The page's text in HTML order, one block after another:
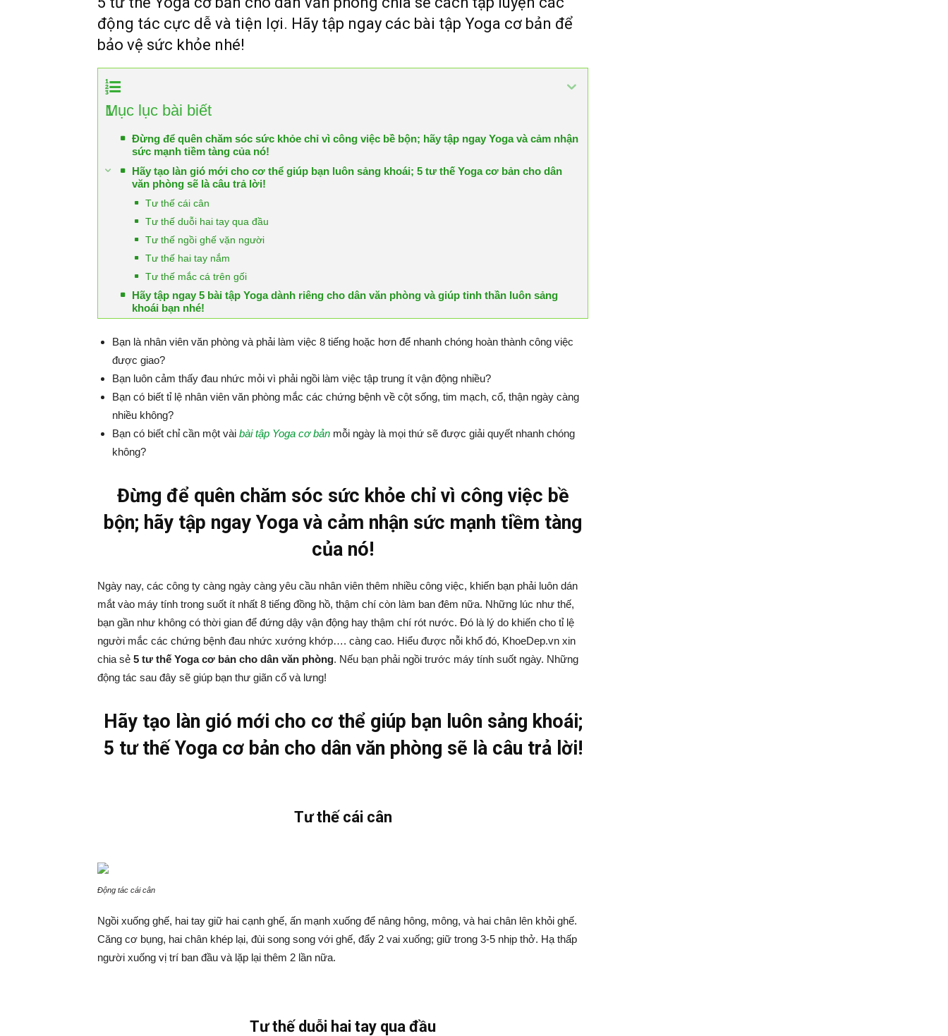
động tác cực dễ và tiện lợi. Hãy tập ngay các bài tập Yoga cơ bản để
bảo vệ sức khỏe nhé!
1
Mục lục bài biết
Đừng để quên chăm sóc sức khỏe chỉ vì công việc bề bộn; hãy tập ngay Yoga và cảm nhận
sức mạnh tiềm tàng của nó!
Hãy tạo làn gió mới cho cơ thể giúp bạn luôn sảng khoái; 5 tư thế Yoga cơ bản cho dân
văn phòng sẽ là câu trả lời!
Tư thế cái cân
Tư thế duỗi hai tay qua đầu
Tư thế ngồi ghế vặn người
Tư thế hai tay nắm
Tư thế mắc cá trên gối
Hãy tập ngay 5 bài tập Yoga dành riêng cho dân văn phòng và giúp tinh thần luôn sảng
khoái bạn nhé!
Bạn là nhân viên văn phòng và phải làm việc 8 tiếng hoặc hơn để nhanh chóng hoàn thành công việc
được giao?
Bạn luôn cảm thấy đau nhức mỏi vì phải ngồi làm việc tập trung ít vận động nhiều?
Bạn có biết tỉ lệ nhân viên văn phòng mắc các chứng bệnh về cột sống, tim mạch, cổ, thận ngày càng
nhiều không?
Bạn có biết chỉ cần một vài bài tập Yoga cơ bản mỗi ngày là mọi thứ sẽ được giải quyết nhanh chóng
không?
Đừng để quên chăm sóc sức khỏe chỉ vì công việc bề
bộn; hãy tập ngay Yoga và cảm nhận sức mạnh tiềm tàng
của nó!
Ngày nay, các công ty càng ngày càng yêu cầu nhân viên thêm nhiều công việc, khiến bạn phải luôn dán
mắt vào máy tính trong suốt ít nhất 8 tiếng đồng hồ, thậm chí còn làm ban đêm nữa. Những lúc như thế,
bạn gần như không có thời gian để đứng dậy vận động hay thậm chí rót nước. Đó là lý do khiến cho tỉ lệ
người mắc các chứng bệnh đau nhức xướng khớp…. càng cao. Hiểu được nỗi khổ đó, KhoeDep.vn xin
chia sẻ 5 tư thế Yoga cơ bản cho dân văn phòng. Nếu bạn phải ngồi trước máy tính suốt ngày. Những
động tác sau đây sẽ giúp bạn thư giãn cổ và lưng!
Hãy tạo làn gió mới cho cơ thể giúp bạn luôn sảng khoái;
5 tư thế Yoga cơ bản cho dân văn phòng sẽ là câu trả lời!
Tư thế cái cân
Động tác cái cân
Ngồi xuống ghế, hai tay giữ hai cạnh ghế, ấn mạnh xuống để nâng hông, mông, và hai chân lên khỏi ghế.
Căng cơ bụng, hai chân khép lại, đùi song song với ghế, đẩy 2 vai xuống; giữ trong 3-5 nhịp thở. Hạ thấp
người xuống vị trí ban đầu và lặp lại thêm 2 lần nữa.
Tư thế duỗi hai tay qua đầu